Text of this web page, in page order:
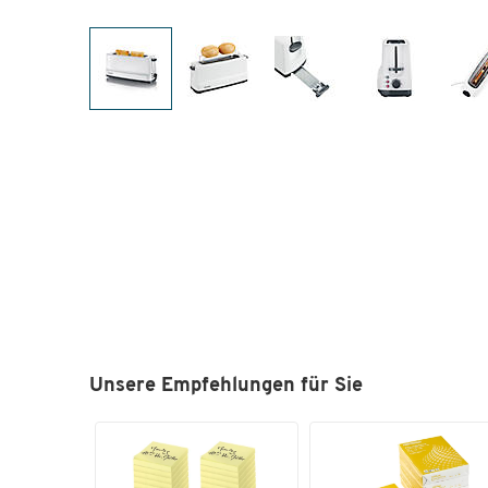
Unsere Empfehlungen für Sie